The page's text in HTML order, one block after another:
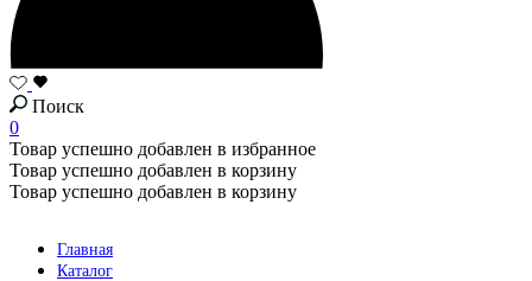
Поиск
0
Товар успешно добавлен в избранное
Товар успешно добавлен в корзину
Товар успешно добавлен в корзину
Главная
Каталог